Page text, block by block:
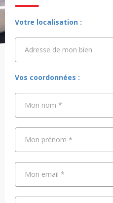
Votre localisation :
Adresse de mon bien
Adresse de mon bien
Vos coordonnées :
Mon nom *
Mon prénom *
Mon email *